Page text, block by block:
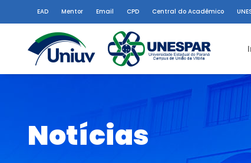
EAD Mentor Email CPD Central do Acadêmico
Notícias